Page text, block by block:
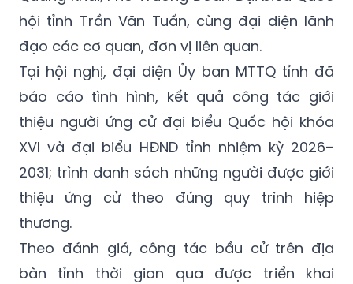
hội tỉnh Trần Văn Tuấn, cùng đại diện lãnh
đạo các cơ quan, đơn vị liên quan.
Tại hội nghị, đại diện Ủy ban MTTQ tỉnh đã
báo cáo tình hình, kết quả công tác giới
thiệu người ứng cử đại biểu Quốc hội khóa
XVI và đại biểu HĐND tỉnh nhiệm kỳ 2026–
2031; trình danh sách những người được giới
thiệu ứng cử theo đúng quy trình hiệp
thương.
Theo đánh giá, công tác bầu cử trên địa
bàn tỉnh thời gian qua được triển khai